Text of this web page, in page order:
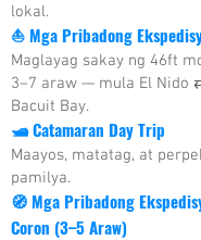
lokal.
⛵Mga Pribadong
Maglayag sakay ng 46ft
3–7 araw — mula El Nido
Bacuit Bay.
🛥Catamaran Day Trip
Maayos, matatag, at
pamilya.
🧭Mga Pribadong
Coron (3–5 Araw)